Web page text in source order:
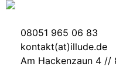
08051 965 06 83
kontakt(at)illude.de
Am Hackenzaun 4 //